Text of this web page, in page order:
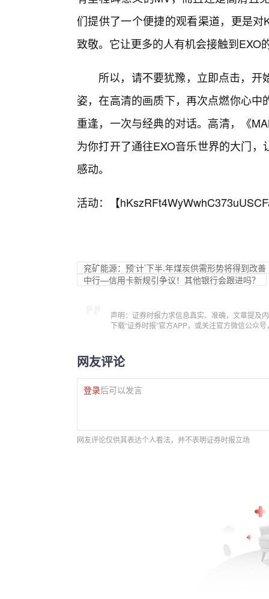
们提供了一个便捷的观看渠道，更是
致敬。它让更多的人有机会接触到EXO
所以，请不要犹豫，立即点击，开
姿，在高清的画质下，再次点燃你心
重逢，一次与经典的对话。高清，《
为你打开了通往EXO音乐世界的大门
感动。
活动：【
兖矿能源：预‘计’下半.年煤炭供需形势将得到改善
中行—信用卡新规引争议！其他银行会跟进吗？
声明：证券时报力求信息真实、准确，文章提及
下载“证券时报”官方APP，或关注官方微信公众
网友评论
登录后可以发言
网友评论仅供其表达个人看法，并不表明证券时报立场